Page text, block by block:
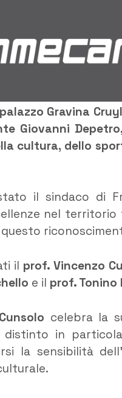
Gravina
Giovanni
cultura, dello
il sindaco di
nel
il prof. Vincenzo
e il prof. Tonino
celebra la
distinto in
la sensibilità